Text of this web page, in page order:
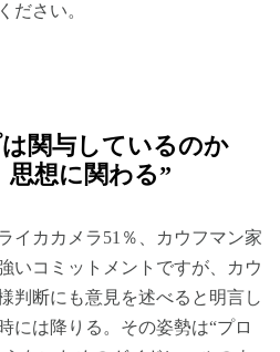
ださい。
関与しているのか
想に関わる”
イカカメラ51％、カウフマン家
いコミットメントですが、カウ
判断にも意見を述べると明言し
には降りる。その姿勢は“プロ